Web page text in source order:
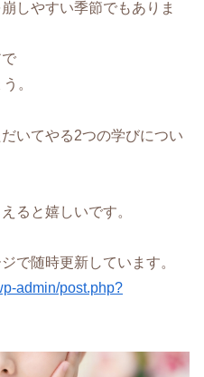
しやすい季節でもありま
。
いてやる2つの学びについ
ると嬉しいです。
で随時更新しています。
admin/post.php?